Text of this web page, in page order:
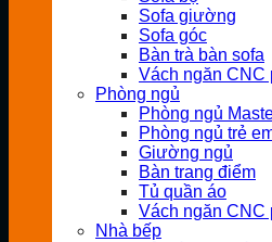
Sofa giường
Sofa góc
Bàn trà bàn sofa
Vách ngăn CNC
Phòng ngủ
Phòng ngủ
Phòng ngủ trẻ
Giường ngủ
Bàn trang điểm
Tủ quần áo
Vách ngăn CNC
Nhà bếp